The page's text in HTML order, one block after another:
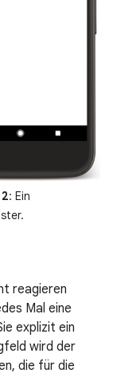
: Ein
reagieren
Mal eine
explizit ein
wird der
die für die